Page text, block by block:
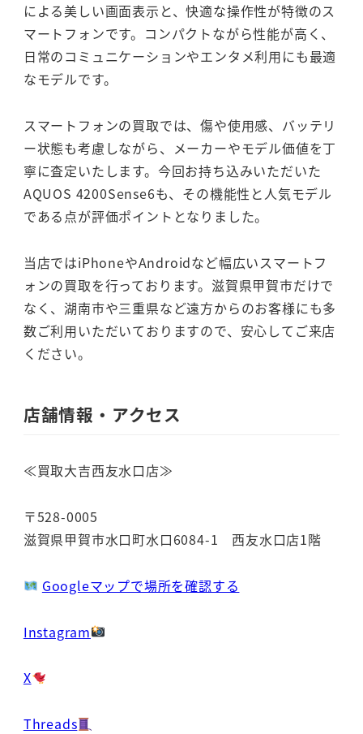
による美しい画面表示と、快適な操作性が特徴のス
マートフォンです。コンパクトながら性能が高く、
日常のコミュニケーションやエンタメ利用にも最適
なモデルです。
スマートフォンの買取では、傷や使用感、バッテリ
ー状態も考慮しながら、メーカーやモデル価値を丁
寧に査定いたします。今回お持ち込みいただいた
AQUOS 4200Sense6も、その機能性と人気モデル
である点が評価ポイントとなりました。
当店ではiPhoneやAndroidなど幅広いスマートフ
ォンの買取を行っております。滋賀県甲賀市だけで
なく、湖南市や三重県など遠方からのお客様にも多
数ご利用いただいておりますので、安心してご来店
ください。
店舗情報・アクセス
≪買取大吉西友水口店≫
〒528-0005
滋賀県甲賀市水口町水口6084-1 西友水口店1階
Googleマップで場所を確認する
Instagram
X
Threads